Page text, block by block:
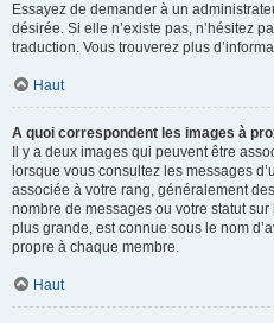
Essayez de demander à un
désirée. Si elle n’existe pas, n’hésitez
traduction. Vous trouverez plus
Haut
A quoi correspondent les images à
Il y a deux images qui peuvent être
lorsque vous consultez les messages
associée à votre rang, généralement
nombre de messages ou votre statut
plus grande, est connue sous le nom
propre à chaque membre.
Haut